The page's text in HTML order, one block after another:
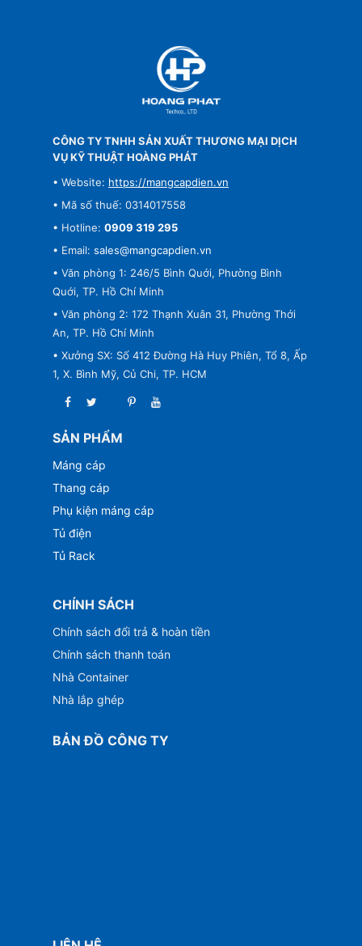
CÔNG TY TNHH SẢN XUẤT THƯƠNG MẠI DỊCH
VỤ KỸ THUẬT HOÀNG PHÁT
• Website: https://mangcapdien.vn
• Mã số thuế: 0314017558
• Hotline: 0909 319 295
• Email: sales@mangcapdien.vn
• Văn phòng 1: 246/5 Bình Quới, Phường Bình
Quới, TP. Hồ Chí Minh
• Văn phòng 2: 172 Thạnh Xuân 31, Phường Thới
An, TP. Hồ Chí Minh
• Xưởng SX: Số 412 Đường Hà Huy Phiên, Tổ 8, Ấp
1, X. Bình Mỹ, Củ Chi, TP. HCM
SẢN PHẨM
Máng cáp
Thang cáp
Phụ kiện máng cáp
Tủ điện
Tủ Rack
CHÍNH SÁCH
Chính sách đổi trả & hoàn tiền
Chính sách thanh toán
Nhà Container
Nhà lắp ghép
BẢN ĐỒ CÔNG TY